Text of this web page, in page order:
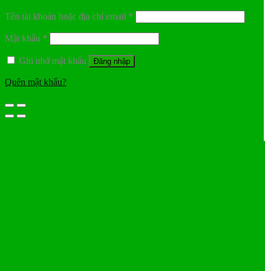
Tên tài khoản hoặc địa chỉ email *
Mật khẩu *
Ghi nhớ mật khẩu Đăng nhập
Quên mật khẩu?